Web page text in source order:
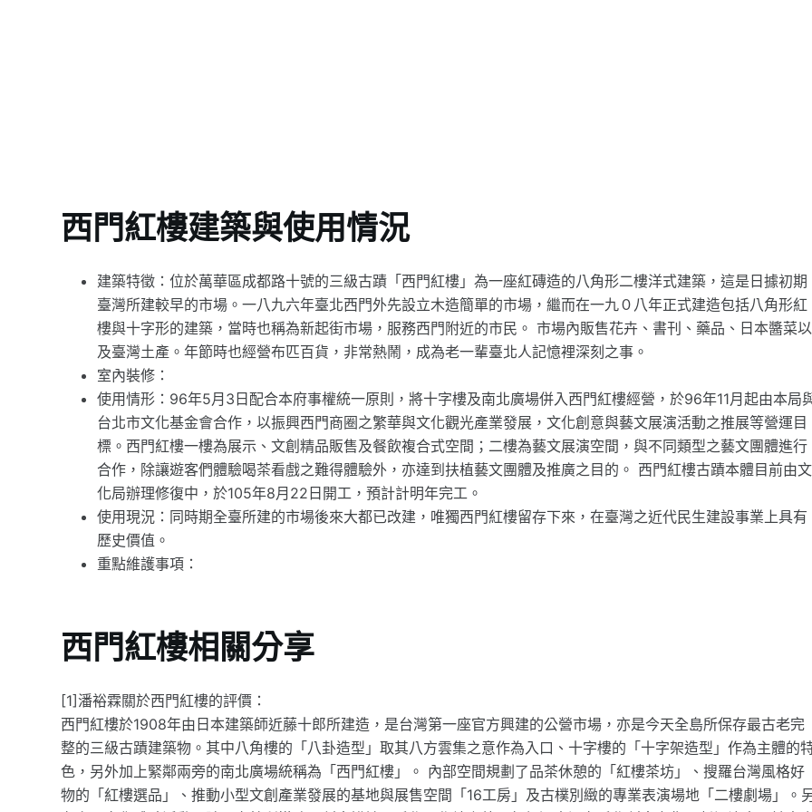
西門紅樓建築與使用情況
建築特徵：位於萬華區成都路十號的三級古蹟「西門紅樓」為一座紅磚造的八角形二樓洋式建築，這是日據初期
臺灣所建較早的市場。一八九六年臺北西門外先設立木造簡單的市場，繼而在一九０八年正式建造包括八角形紅
樓與十字形的建築，當時也稱為新起街市場，服務西門附近的市民。 市場內販售花卉、書刊、藥品、日本醬菜以
及臺灣土產。年節時也經營布匹百貨，非常熱鬧，成為老一輩臺北人記憶裡深刻之事。
室內裝修：
使用情形：96年5月3日配合本府事權統一原則，將十字樓及南北廣場併入西門紅樓經營，於96年11月起由本局
台北市文化基金會合作，以振興西門商圈之繁華與文化觀光產業發展，文化創意與藝文展演活動之推展等營運目
標。西門紅樓一樓為展示、文創精品販售及餐飲複合式空間；二樓為藝文展演空間，與不同類型之藝文團體進行
合作，除讓遊客們體驗喝茶看戲之難得體驗外，亦達到扶植藝文團體及推廣之目的。 西門紅樓古蹟本體目前由文
化局辦理修復中，於105年8月22日開工，預計計明年完工。
使用現況：同時期全臺所建的市場後來大都已改建，唯獨西門紅樓留存下來，在臺灣之近代民生建設事業上具有
歷史價值。
重點維護事項：
西門紅樓相關分享
[1]潘裕霖關於西門紅樓的評價：
西門紅樓於1908年由日本建築師近藤十郎所建造，是台灣第一座官方興建的公營市場，亦是今天全島所保存最古老完
整的三級古蹟建築物。其中八角樓的「八卦造型」取其八方雲集之意作為入口、十字樓的「十字架造型」作為主體的
色，另外加上緊鄰兩旁的南北廣場統稱為「西門紅樓」。 內部空間規劃了品茶休憩的「紅樓茶坊」、搜羅台灣風格好
物的「紅樓選品」、推動小型文創產業發展的基地與展售空間「16工房」及古樸別緻的專業表演場地「二樓劇場」。